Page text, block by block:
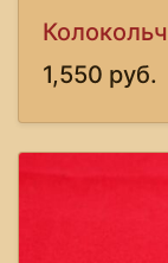
1,550 руб.